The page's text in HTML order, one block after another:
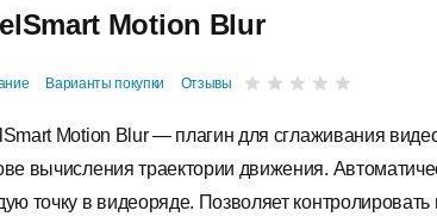
Motion Blur
Варианты покупки Отзывы
Motion Blur — плагин для сглаживания
вычисления траектории движения.
точку в видеоряде. Позволяет контролировать